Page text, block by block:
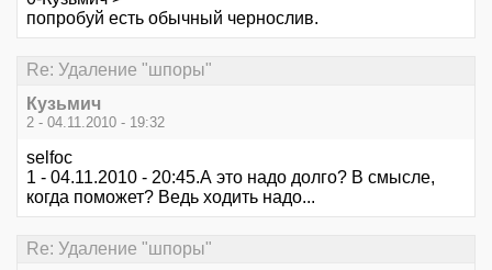
попробуй есть обычный чернослив.
Re: Удаление "шпоры"
Кузьмич
2 - 04.11.2010 - 19:32
selfoc
1 - 04.11.2010 - 20:45.А это надо долго? В смысле,
когда поможет? Ведь ходить надо...
Re: Удаление "шпоры"